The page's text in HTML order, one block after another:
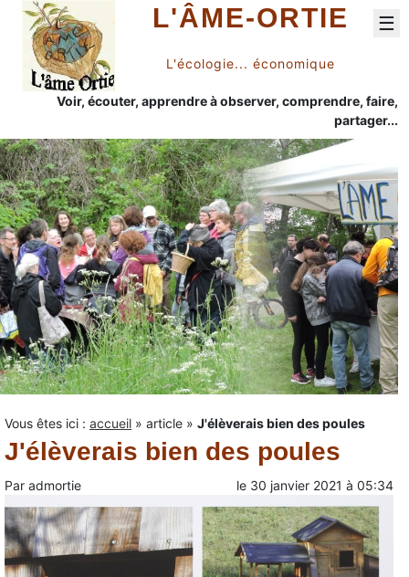
L'ÂME-ORTIE
L'écologie... économique
Voir, écouter, apprendre à observer, comprendre, faire,
partager...
☰
Vous êtes ici : accueil » article » J'élèverais bien des poules
J'élèverais bien des poules
Par admortie le 30 janvier 2021 à 05:34